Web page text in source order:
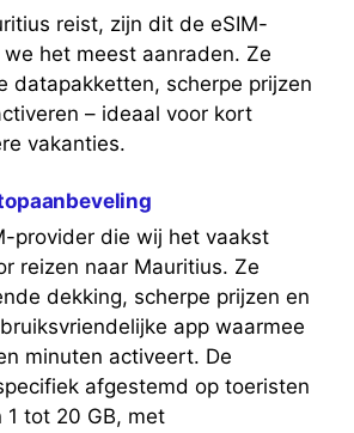
reist, zijn dit de eSIM-
het meest aanraden. Ze
datapakketten, scherpe prijzen
– ideaal voor kort
vakanties.
provider die wij het vaakst
reizen naar Mauritius. Ze
dekking, scherpe prijzen en
app waarmee
minuten activeert. De
afgestemd op toeristen
1 tot 20 GB, met